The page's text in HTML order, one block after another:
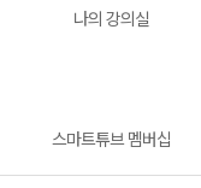
나의 강의실
스마트튜브 멤버십